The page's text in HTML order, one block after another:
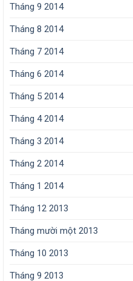
Tháng 9 2014
Tháng 8 2014
Tháng 7 2014
Tháng 6 2014
Tháng 5 2014
Tháng 4 2014
Tháng 3 2014
Tháng 2 2014
Tháng 1 2014
Tháng 12 2013
Tháng mười một 2013
Tháng 10 2013
Tháng 9 2013